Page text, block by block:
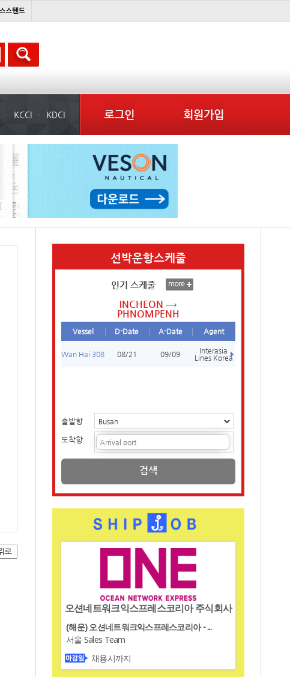
KCCI KDCI 로그인 회원가입
선박운항스케줄
인기 스케줄
INCHEON
PHNOMPENH
Vessel D-Date A-Date Agent
Wan Hai 308 08/21 09/09
Interasia
Lines Korea
출발항
도착항
검색